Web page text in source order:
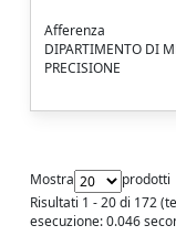
Afferenza
DIPARTIMENTO DI
PRECISIONE
Mostra
prodotti
Risultati 1 - 20 di 172
esecuzione: 0.046